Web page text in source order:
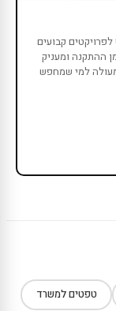
קבועים
ההתקנה ומעניק
מעולה למי שמחפש
טפטים למשרד